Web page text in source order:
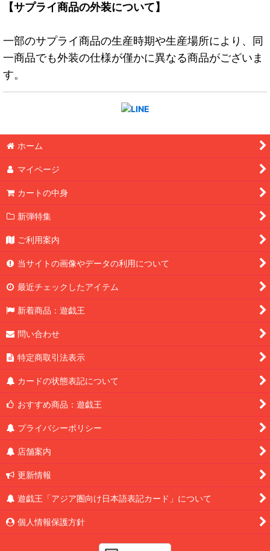
【サプライ商品の外装について】
一部のサプライ商品の生産時期や生産場所により、同
一商品でも外装の仕様が僅かに異なる商品がございま
す。
ホーム
マイページ
カートの中身
新弾特集
ご利用案内
当サイトの画像やデータの利用について
最近チェックしたアイテム
新着商品：遊戯王
問い合わせ
特定商取引法表示
カードの状態表記について
おすすめ商品：遊戯王
プライバシーポリシー
店舗案内
更新情報
遊戯王「アジア圏向け日本語表記カード」について
個人情報保護方針